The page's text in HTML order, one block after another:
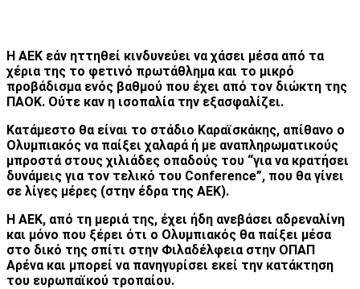
Η ΑΕΚ εάν ηττηθεί κινδυνεύει να χάσει μέσα από τα
χέρια της το φετινό πρωτάθλημα και το μικρό
προβάδισμα ενός βαθμού που έχει από τον διώκτη της
ΠΑΟΚ. Ούτε καν η ισοπαλία την εξασφαλίζει.
Κατάμεστο θα είναι το στάδιο Καραϊσκάκης, απίθανο ο
Ολυμπιακός να παίξει χαλαρά ή με αναπληρωματικούς
μπροστά στους χιλιάδες οπαδούς του “για να κρατήσει
δυνάμεις για τον τελικό του Conference”, που θα γίνει
σε λίγες μέρες (στην έδρα της ΑΕΚ).
Η ΑΕΚ, από τη μεριά της, έχει ήδη ανεβάσει αδρεναλίνη
και μόνο που ξέρει ότι ο Ολυμπιακός θα παίξει μέσα
στο δικό της σπίτι στην Φιλαδέλφεια στην ΟΠΑΠ
Αρένα και μπορεί να πανηγυρίσει εκεί την κατάκτηση
του ευρωπαϊκού τροπαίου.